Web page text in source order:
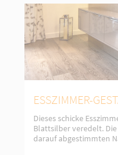
ESSZIMMER-
Dieses schicke
Blattsilber veredelt.
darauf abgestimmten